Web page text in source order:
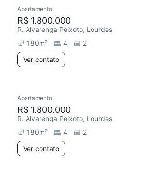
Redecorar
Apartamento
R$ 1.800.000
R. Alvarenga Peixoto, Lourdes
180m² 4
2
Ver contato
Redecorar
Apartamento
R$ 1.800.000
R. Alvarenga Peixoto, Lourdes
180m² 4
2
Ver contato